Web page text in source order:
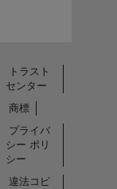
トラスト
センター
商標
プライバ
シー ポリ
シー
違法コピ